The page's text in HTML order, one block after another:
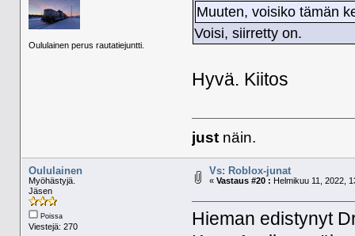
Oululainen perus rautatiejuntti.
Muuten, voisiko tämän
Voisi, siirretty on.
Hyvä. Kiitos
just näin.
Oululainen
Myöhästyjä.
Jäsen
Poissa
Viestejä: 270
Vs: Roblox-junat
« Vastaus #20 : Helmikuu 11, 2022,
Hieman edistynyt